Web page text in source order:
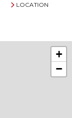
LOCATION
+
−